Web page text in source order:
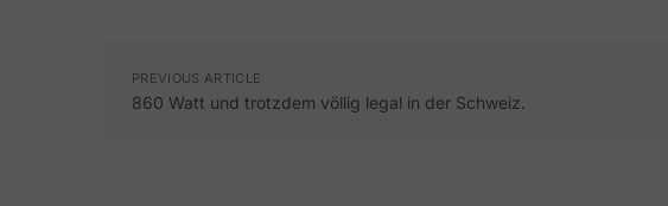
PREVIOUS ARTICLE
860 Watt und trotzdem völlig legal in der Schweiz.